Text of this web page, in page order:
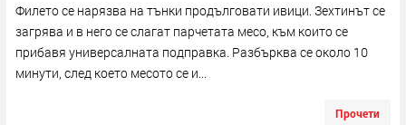
Филето се нарязва на тънки продълговати ивици. Зехтинът се
загрява и в него се слагат парчетата месо, към които се
прибавя универсалната подправка. Разбърква се около 10
минути, след което месото се и...
Прочети